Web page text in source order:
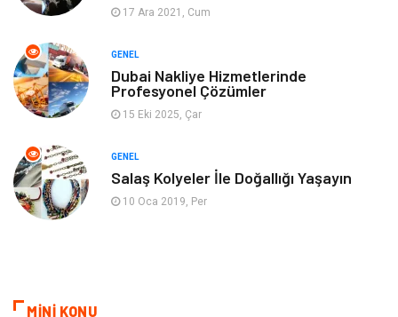
Finans& Ekonomi Anne & Çocuk
Genel Kültür
Ev İşleri
Mobilya
Astroloji
17 Ara 2021, Cum
GENEL
Dubai Nakliye Hizmetlerinde
Profesyonel Çözümler
15 Eki 2025, Çar
GENEL
Salaş Kolyeler İle Doğallığı Yaşayın
10 Oca 2019, Per
MİNİ KONU